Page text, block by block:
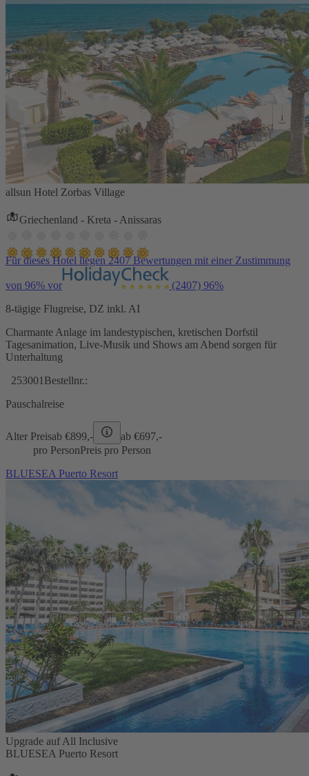
allsun Hotel Zorbas Village
Griechenland - Kreta - Anissaras
Für dieses Hotel liegen 2407 Bewertungen mit einer Zustimmung
von 96% vor (2407) 96%
8-tägige Flugreise, DZ inkl. AI
Charmante Anlage im landestypischen, kretischen Dorfstil
Tagesanimation, Live-Musik und Shows am Abend sorgen für
Unterhaltung
253001 Bestellnr.:
Pauschalreise
Alter Preisab €899,- ab €697,-
pro PersonPreis pro Person
BLUESEA Puerto Resort
Upgrade auf All Inclusive
BLUESEA Puerto Resort